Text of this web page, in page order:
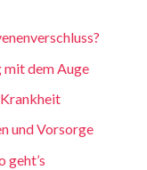
dem Auge
und Vorsorge
geht’s